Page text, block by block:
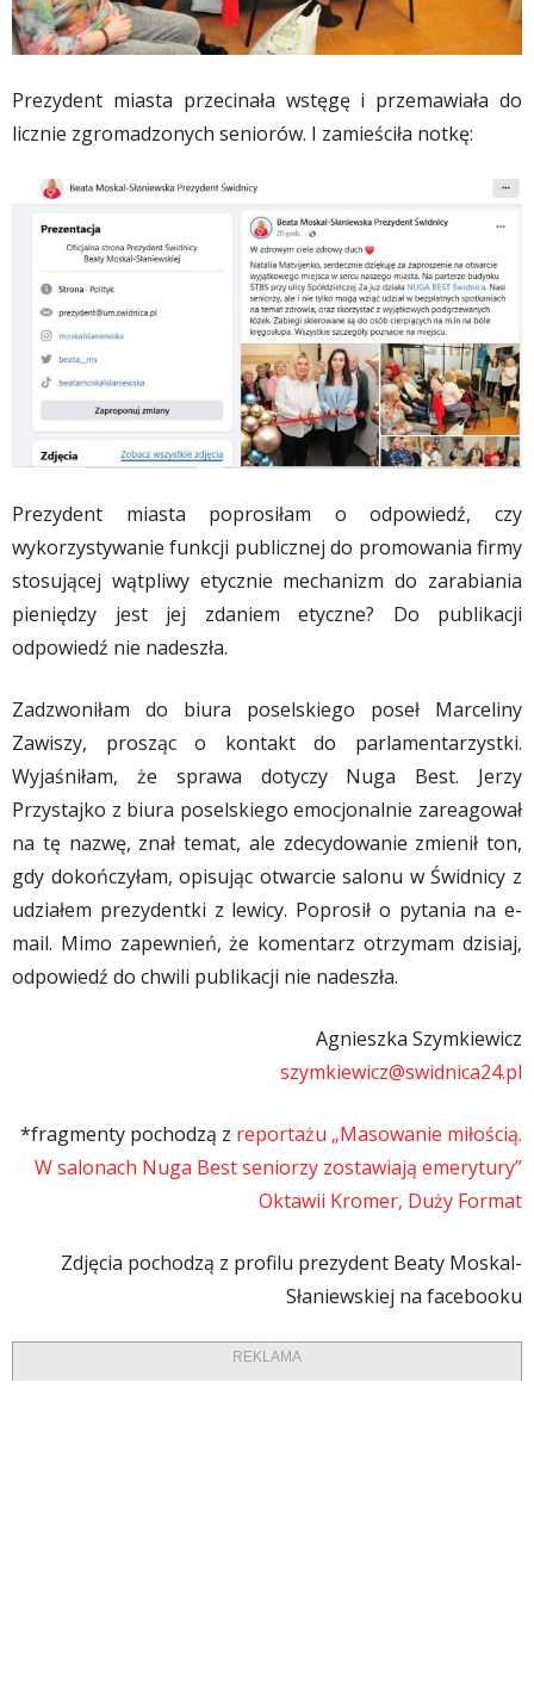
Prezydent miasta przecinała wstęgę i przemawiała do
licznie zgromadzonych seniorów. I zamieściła notkę:
Prezydent miasta poprosiłam o odpowiedź, czy
wykorzystywanie funkcji publicznej do promowania firmy
stosującej wątpliwy etycznie mechanizm do zarabiania
pieniędzy jest jej zdaniem etyczne? Do publikacji
odpowiedź nie nadeszła.
Zadzwoniłam do biura poselskiego poseł Marceliny
Zawiszy, prosząc o kontakt do parlamentarzystki.
Wyjaśniłam, że sprawa dotyczy Nuga Best. Jerzy
Przystajko z biura poselskiego emocjonalnie zareagował
na tę nazwę, znał temat, ale zdecydowanie zmienił ton,
gdy dokończyłam, opisując otwarcie salonu w Świdnicy z
udziałem prezydentki z lewicy. Poprosił o pytania na e-
mail. Mimo zapewnień, że komentarz otrzymam dzisiaj,
odpowiedź do chwili publikacji nie nadeszła.
Agnieszka Szymkiewicz
szymkiewicz@swidnica24.pl
*fragmenty pochodzą z reportażu „Masowanie miłością.
W salonach Nuga Best seniorzy zostawiają emerytury”
Oktawii Kromer, Duży Format
Zdjęcia pochodzą z profilu prezydent Beaty Moskal-
Słaniewskiej na facebooku
REKLAMA